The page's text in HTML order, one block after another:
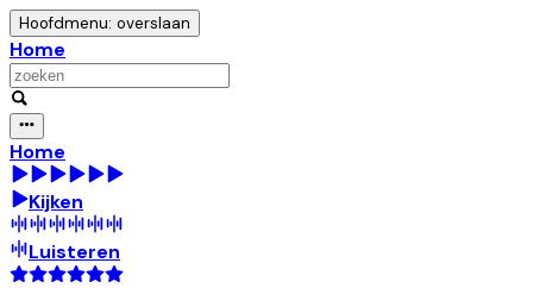
Hoofdmenu: overslaan
Home
Home
Kijken
Luisteren